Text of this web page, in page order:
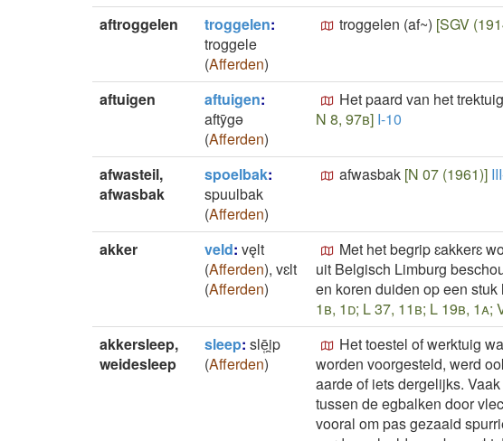
aftroggelen troggelen:
troggele
(Afferden)
troggelen (af~) [SGV
aftuigen aftuigen:
aftȳgǝ
(Afferden)
Het paard van het
N 8, 97b] I-10
afwasteil,
afwasbak
spoelbak:
spuulbak
(Afferden)
afwasbak [N 07 (1961)]
akker veld: vęlt
(Afferden), vɛlt
(Afferden)
Met het begrip ɛakkerɛ
uit Belgisch Limburg
en koren duiden op een
1b, 1d; L 37, 11b; L 19b,
akkersleep,
weidesleep
sleep: slē̜i̯p
(Afferden)
Het toestel of werktuig
worden voorgesteld, werd
aarde of iets dergelijks.
tussen de egbalken door
vooral om pas gezaaid